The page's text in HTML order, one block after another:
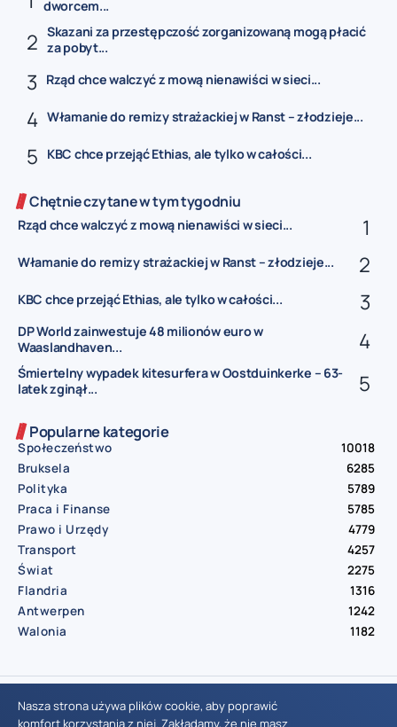
dworcem...
Skazani za przestępczość zorganizowaną mogą płacić
za pobyt...
Rząd chce walczyć z mową nienawiści w sieci...
Włamanie do remizy strażackiej w Ranst – złodzieje...
KBC chce przejąć Ethias, ale tylko w całości...
Chętnie czytane w tym tygodniu
Rząd chce walczyć z mową nienawiści w sieci...
Włamanie do remizy strażackiej w Ranst – złodzieje...
KBC chce przejąć Ethias, ale tylko w całości...
DP World zainwestuje 48 milionów euro w
Waaslandhaven...
Śmiertelny wypadek kitesurfera w Oostduinkerke – 63-
latek zginął...
Popularne kategorie
Społeczeństwo
10018
Bruksela
6285
Polityka
5789
Praca i Finanse
5785
Prawo i Urzędy
4779
Transport
4257
Świat
2275
Flandria
1316
Antwerpen
1242
Walonia
1182
© Aktualnosci.be – All Right Reserved 2016-2026
Nasza strona używa plików cookie, aby poprawić
komfort korzystania z niej. Zakładamy, że nie masz